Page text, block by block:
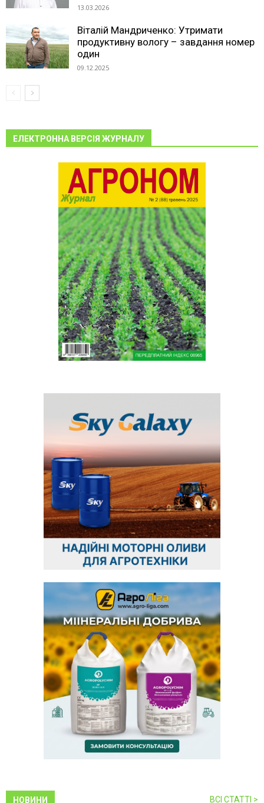
13.03.2026
Віталій Мандриченко: Утримати
продуктивну вологу – завдання номер
один
09.12.2025
ЕЛЕКТРОННА ВЕРСІЯ ЖУРНАЛУ
НОВИНИ ВСІ СТАТТІ >